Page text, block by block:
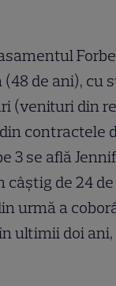
de ani), cu
(venituri din
contractele
3 se află
câştig de 24
urmă a
ultimii doi